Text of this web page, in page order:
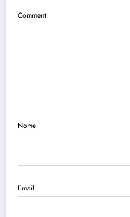
Commenti
Nome
Email